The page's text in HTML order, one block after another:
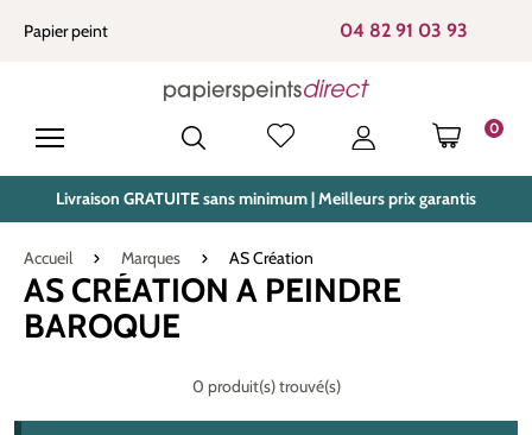
principal
Papier peint 04 82 91 03 93
0
LE
Livraison GRATUITE sans minimum | Meilleurs prix garantis
Accueil Marques AS Création
AS CRÉATION A PEINDRE
BAROQUE
0 produit(s) trouvé(s)